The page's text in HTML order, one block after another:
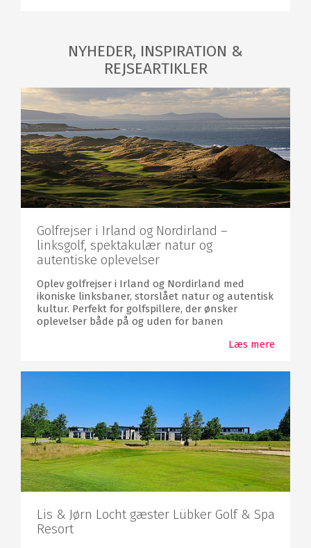
NYHEDER, INSPIRATION &
REJSEARTIKLER
Golfrejser i Irland og Nordirland –
linksgolf, spektakulær natur og
autentiske oplevelser
Oplev golfrejser i Irland og Nordirland med
ikoniske linksbaner, storslået natur og autentisk
kultur. Perfekt for golfspillere, der ønsker
oplevelser både på og uden for banen
Læs mere
Lis & Jørn Locht gæster Lübker Golf & Spa
Resort